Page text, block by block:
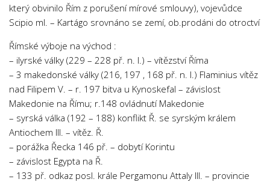
který obvinilo Řím z porušení mírové smlouvy), vojevůdce
Scipio ml. – Kartágo srovnáno se zemí, ob.prodáni do otroctví
Římské výboje na východ :
– ilyrské války (229 – 228 př. n. l.) – vítězství Říma
– 3 makedonské války (216, 197 , 168 př. n. l.) Flaminius vítěz
nad Filipem V. – r. 197 bitva u Kynoskefal – závislost
Makedonie na Římu; r.148 ovládnutí Makedonie
– syrská válka (192 – 188) konflikt Ř. se syrským králem
Antiochem III. – vítěz. Ř.
– porážka Řecka 146 př. – dobytí Korintu
– závislost Egypta na Ř.
– 133 př. odkaz posl. krále Pergamonu Attaly III. – provincie